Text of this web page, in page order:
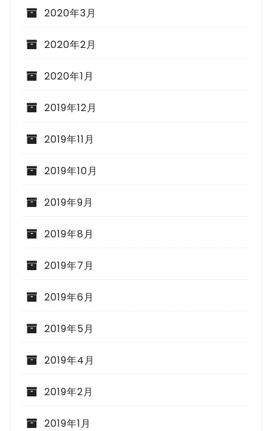
2020年3月
2020年2月
2020年1月
2019年12月
2019年11月
2019年10月
2019年9月
2019年8月
2019年7月
2019年6月
2019年5月
2019年4月
2019年2月
2019年1月